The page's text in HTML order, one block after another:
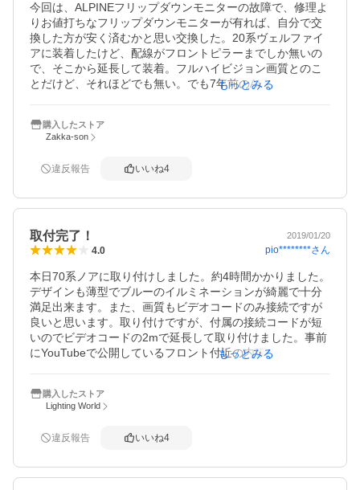
今回は、ALPINEフリップダウンモニターの故障で、修理よ
りお値打ちなフリップダウンモニターが有れば、自分で交
換した方が安く済むかと思い交換した。20系ヴェルファイ
アに装着したけど、配線がフロントピラーまでしか無いの
で、そこから延長して装着。フルハイビジョン画質とのこ
とだけど、それほどでも無い。でも7年前のALPINEより画
もっとみる
購入したストア
Zakka-son
違反報告 いいね4
取付完了！ 2019/01/20
4.0 pio********さん
本日70系ノアに取り付けしました。約4時間かかりました。
デザインも薄型でブルーのイルミネーションが綺麗で十分
満足出来ます。また、画質もビデオコードのみ接続ですが
良いと思います。取り付けですが、付属の接続コードが短
いのでビデオコードの2mで延長して取り付けました。事前
にYouTubeで公開しているフロント付近の内張剥がしや配
もっとみる
購入したストア
Lighting World
違反報告 いいね4